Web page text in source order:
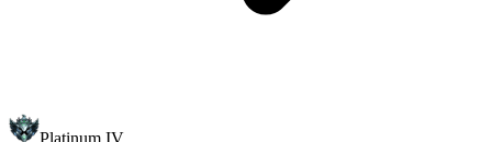
Platinum IV